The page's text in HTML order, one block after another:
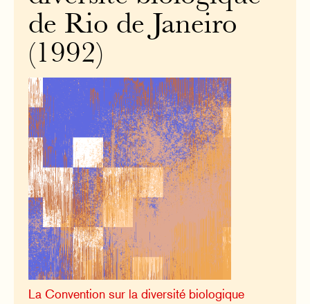
de Rio de Janeiro
(1992)
La Convention sur la diversité biologique